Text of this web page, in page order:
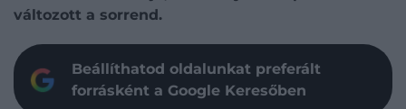
változott a sorrend.
Beállíthatod oldalunkat preferált
forrásként a Google Keresőben